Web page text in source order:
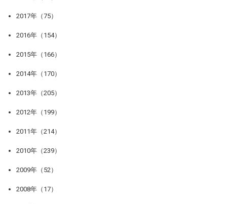
2017年（75）
2016年（154）
2015年（166）
2014年（170）
2013年（205）
2012年（199）
2011年（214）
2010年（239）
2009年（52）
2008年（17）